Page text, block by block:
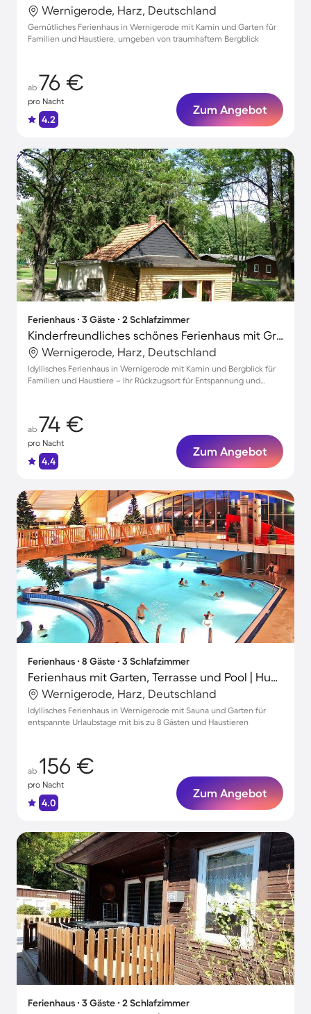
Wernigerode, Harz, Deutschland
Gemütliches Ferienhaus in Wernigerode mit Kamin und Garten für
Familien und Haustiere, umgeben von traumhaftem Bergblick
ab 76 €
pro Nacht
4.2
Zum Angebot
Ferienhaus ∙ 3 Gäste ∙ 2 Schlafzimmer
Kinderfreundliches schönes Ferienhaus mit Grill, Garten und Terrasse | Gartenblick | Ideal für Homeoffice | Haustierfreundlich
Wernigerode, Harz, Deutschland
Idyllisches Ferienhaus in Wernigerode mit Kamin und Bergblick für
Familien und Haustiere – Ihr Rückzugsort für Entspannung und
ab 74 €
pro Nacht
4.4
Zum Angebot
Ferienhaus ∙ 8 Gäste ∙ 3 Schlafzimmer
Ferienhaus mit Garten, Terrasse und Pool | Hunde erlaubt
Wernigerode, Harz, Deutschland
Idyllisches Ferienhaus in Wernigerode mit Sauna und Garten für
entspannte Urlaubstage mit bis zu 8 Gästen und Haustieren
ab 156 €
pro Nacht
4.0
Zum Angebot
Ferienhaus ∙ 3 Gäste ∙ 2 Schlafzimmer